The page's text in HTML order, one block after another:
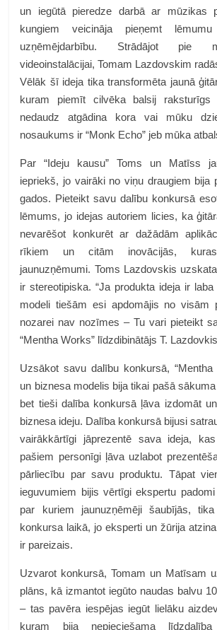
un iegūtā pieredze darbā ar mūzikas
kungiem veicināja pieņemt
uzņēmējdarbību. Strādājot pie
videoinstalācijai, Tomam Lazdovskim
Vēlāk šī ideja tika transformēta jaunā
kuram piemīt cilvēka balsij raksturīgs
nedaudz atgādina kora vai mūku
nosaukums ir “Monk Echo” jeb mūka
Par “Ideju kausu” Toms un Matīss
iepriekš, jo vairāki no viņu draugiem bija
gados. Pieteikt savu dalību konkursā
lēmums, jo idejas autoriem licies, ka
nevarēšot konkurēt ar dažādām
rīkiem un citām inovācijās,
jaunuzņēmumi. Toms Lazdovskis
ir stereotipiska. “Ja produkta ideja ir
modeli tiešām esi apdomājis no visām
nozarei nav nozīmes – Tu vari pieteikt
“Mentha Works” līdzdibinātājs T.
Uzsākot savu dalību konkursā, “Mentha
un biznesa modelis bija tikai pašā
bet tieši dalība konkursā ļāva izdomāt
biznesa ideju. Dalība konkursā bijusi
vairākkārtīgi jāprezentē sava ideja,
pašiem personīgi ļāva uzlabot
pārliecību par savu produktu. Tāpat
ieguvumiem bijis vērtīgi ekspertu
par kuriem jaunuzņēmēji šaubījās,
konkursa laikā, jo eksperti un žūrija
ir pareizais.
Uzvarot konkursā, Tomam un Matīsam
plāns, kā izmantot iegūto naudas balvu
– tas pavēra iespējas iegūt lielāku
kuram bija nepieciešama